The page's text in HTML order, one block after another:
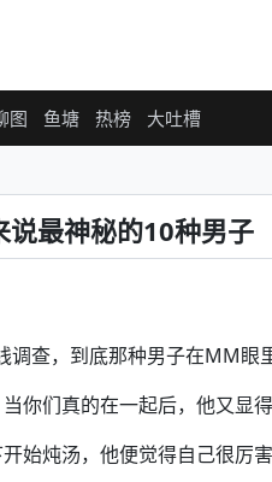
图 鱼塘 热榜 大吐槽
最神秘的10种男子
查，到底那种男子在MM眼
你们真的在一起后，他又显得
始炖汤，他便觉得自己很厉害